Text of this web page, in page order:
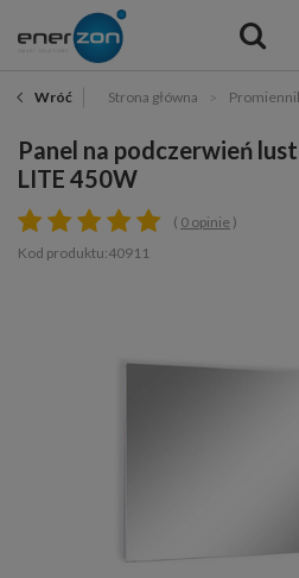
Wróć Strona główna
Panel na podczerwień
LITE 450W
0 opinie
Kod produktu:40911